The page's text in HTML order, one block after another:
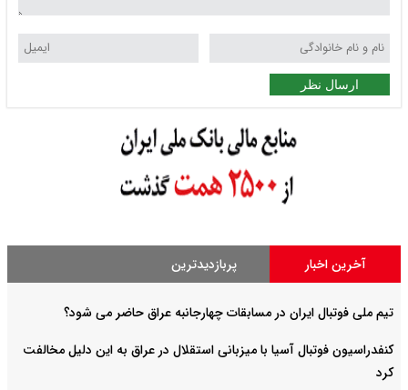
ارسال نظر
آخرین اخبار پربازدیدترین
تیم ملی فوتبال ایران در مسابقات چهارجانبه عراق حاضر می شود؟
کنفدراسیون فوتبال آسیا با میزبانی استقلال در عراق به این دلیل مخالفت
کرد